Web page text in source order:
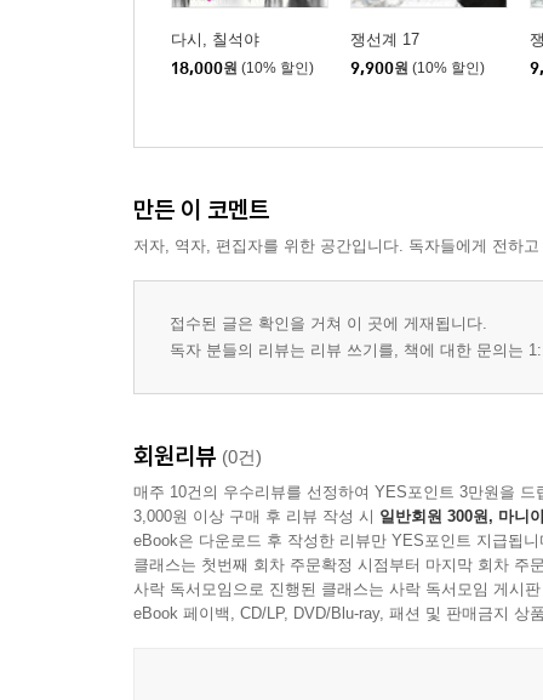
다시, 칠석야
18,000원 (10% 할인)
쟁선계 17
9,900원 (10% 할인)
만든 이 코멘트
저자, 역자, 편집자를 위한 공간입니다. 독자들에게 전하
접수된 글은 확인을 거쳐 이 곳에 게재됩니다.
독자 분들의 리뷰는 리뷰 쓰기를, 책에 대한 문의는
회원리뷰 (0건)
매주 10건의 우수리뷰를 선정하여 YES포인트 3만원을 드
3,000원 이상 구매 후 리뷰 작성 시 일반회원 300원, 마니
eBook은 다운로드 후 작성한 리뷰만 YES포인트 지급됩니
클래스는 첫번째 회차 주문확정 시점부터 마지막 회차 주
사락 독서모임으로 진행된 클래스는 사락 독서모임 게시
eBook 페이백, CD/LP, DVD/Blu-ray, 패션 및 판매금지 상